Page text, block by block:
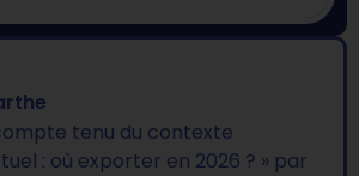
tenu du contexte
: où exporter en 2026 ? » par